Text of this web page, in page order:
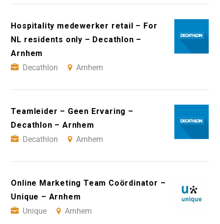
Hospitality medewerker retail – For
NL residents only – Decathlon –
Arnhem
Decathlon
Arnhem
Teamleider – Geen Ervaring –
Decathlon – Arnhem
Decathlon
Arnhem
Online Marketing Team Coördinator –
Unique – Arnhem
Unique
Arnhem